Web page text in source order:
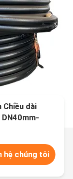
dài
hệ chúng tôi